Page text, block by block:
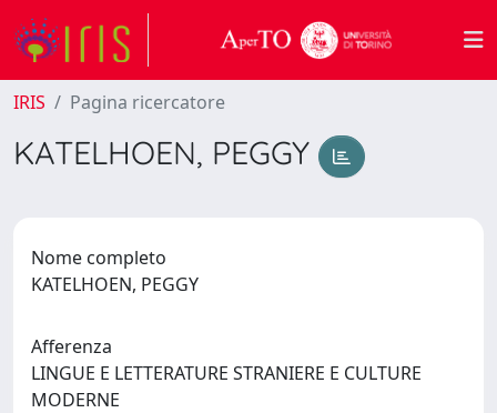
IRIS Pagina ricercatore
KATELHOEN, PEGGY
Nome completo
KATELHOEN, PEGGY
Afferenza
LINGUE E LETTERATURE STRANIERE E CULTURE
MODERNE